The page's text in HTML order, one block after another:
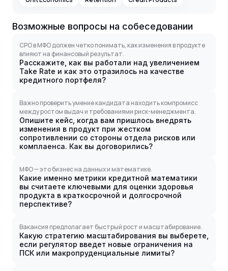
Возможные вопросы на собеседовании
CPO в МФО должен четко понимать, как изменения в продукте
влияют на финансовый результат.
Расскажите, как вы работали над увеличением
Take Rate и как это отразилось на качестве
кредитного портфеля?
Важно проверить умение кандидата находить компромисс
между ростом выдач и требованиями риск-менеджмента.
Опишите кейс, когда вам пришлось внедрять
изменения в продукт при жестком
сопротивлении со стороны отдела рисков или
комплаенса. Как вы договорились?
МФО — это бизнес на данных и математике.
Какие именно метрики кредитной математики
вы считаете ключевыми для оценки здоровья
продукта в краткосрочной и долгосрочной
перспективе?
Вакансия предполагает быстрый рост и масштабирование.
Какую стратегию масштабирования вы выберете,
если регулятор введет новые ограничения на
ПСК или макропруденциальные лимиты?